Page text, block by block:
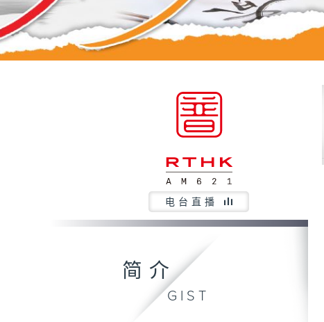
电台直播
简介
GIST